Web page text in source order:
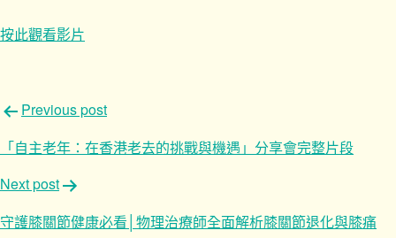
按此觀看影片
文
章
導
覽
Previous post
「自主老年：在香港老去的挑戰與機遇」分享會完整片段
Next post
守護膝關節健康必看│物理治療師全面解析膝關節退化與膝痛